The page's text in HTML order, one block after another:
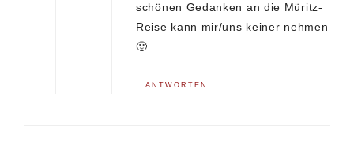
schönen Gedanken an die Müritz-
Reise kann mir/uns keiner nehmen
🙂
ANTWORTEN